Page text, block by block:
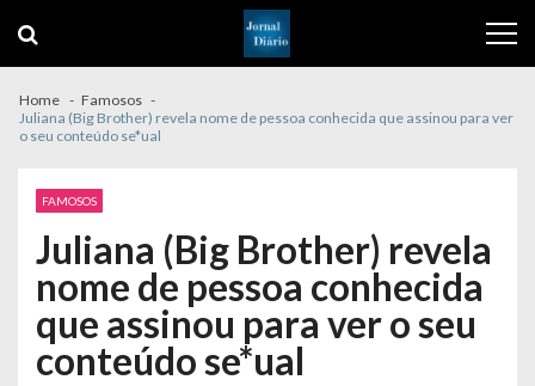
navigation
content
Home
Famosos
Juliana (Big Brother) revela nome de pessoa conhecida que assinou para ver
o seu conteúdo se*ual
FAMOSOS
Juliana (Big Brother) revela
nome de pessoa conhecida
que assinou para ver o seu
conteúdo se*ual